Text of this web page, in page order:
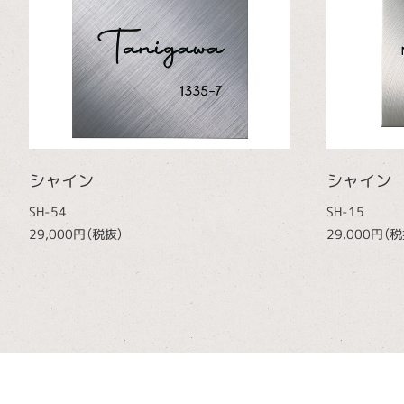
シャイン
SH-54
29,000円（税抜）
シャイン
SH-15
29,000円（税